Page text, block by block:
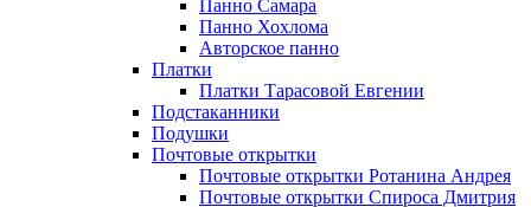
Панно Самара
Панно Хохлома
Авторское панно
Платки
Платки Тарасовой Евгении
Подстаканники
Подушки
Почтовые открытки
Почтовые открытки Ротанина Андрея
Почтовые открытки Спироса Дмитрия